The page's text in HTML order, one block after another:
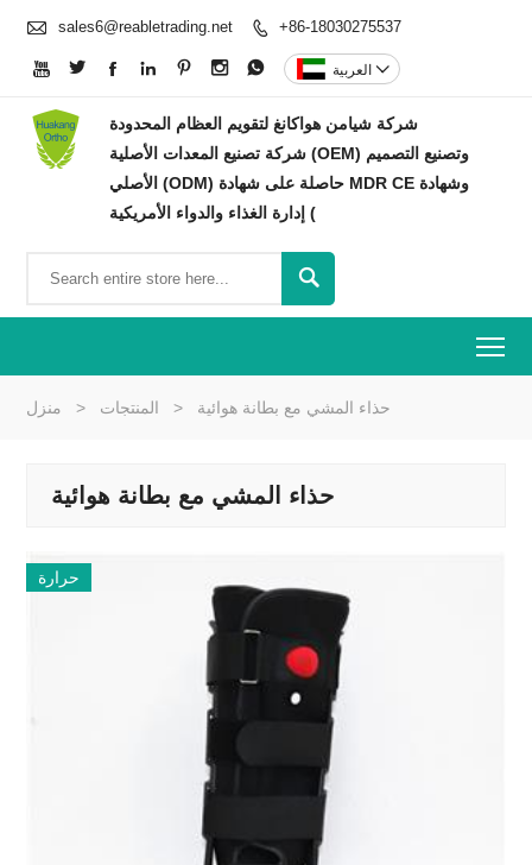
 sales6@reabletrading.net  +86-18030275537
       العربية 
شركة شيامن هواكانغ لتقويم العظام المحدودة
شركة تصنيع المعدات الأصلية (OEM) وتصنيع التصميم
الأصلي (ODM) حاصلة على شهادة MDR CE وشهادة
إدارة الغذاء والدواء الأمريكية (

منزل > المنتجات > حذاء المشي مع بطانة هوائية
حذاء المشي مع بطانة هوائية
حرارة